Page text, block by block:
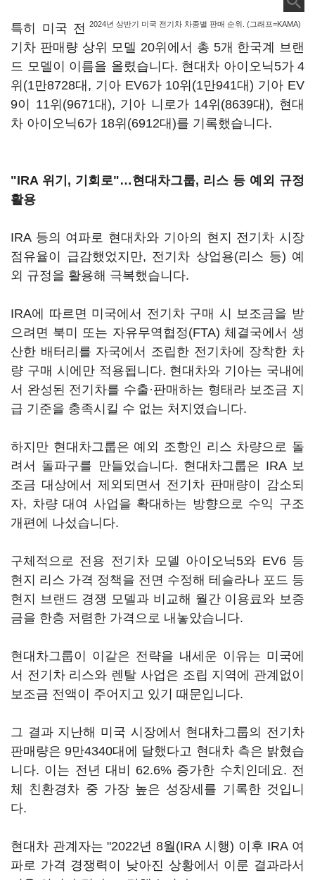
2024년 상반기 미국 전기차 차종별 판매 순위. (그래프=KAMA)
특히 미국 전
기차 판매량 상위 모델 20위에서 총 5개 한국계 브랜
드 모델이 이름을 올렸습니다. 현대차 아이오닉5가 4
위(1만8728대, 기아 EV6가 10위(1만941대) 기아 EV
9이 11위(9671대), 기아 니로가 14위(8639대), 현대
차 아이오닉6가 18위(6912대)를 기록했습니다.
"IRA 위기, 기회로"…현대차그룹, 리스 등 예외 규정
활용
IRA 등의 여파로 현대차와 기아의 현지 전기차 시장
점유율이 급감했었지만, 전기차 상업용(리스 등) 예
외 규정을 활용해 극복했습니다.
IRA에 따르면 미국에서 전기차 구매 시 보조금을 받
으려면 북미 또는 자유무역협정(FTA) 체결국에서 생
산한 배터리를 자국에서 조립한 전기차에 장착한 차
량 구매 시에만 적용됩니다. 현대차와 기아는 국내에
서 완성된 전기차를 수출·판매하는 형태라 보조금 지
급 기준을 충족시킬 수 없는 처지였습니다.
하지만 현대차그룹은 예외 조항인 리스 차량으로 돌
려서 돌파구를 만들었습니다. 현대차그룹은 IRA 보
조금 대상에서 제외되면서 전기차 판매량이 감소되
자, 차량 대여 사업을 확대하는 방향으로 수익 구조
개편에 나섰습니다.
구체적으로 전용 전기차 모델 아이오닉5와 EV6 등
현지 리스 가격 정책을 전면 수정해 테슬라나 포드 등
현지 브랜드 경쟁 모델과 비교해 월간 이용료와 보증
금을 한층 저렴한 가격으로 내놓았습니다.
현대차그룹이 이같은 전략을 내세운 이유는 미국에
서 전기차 리스와 렌탈 사업은 조립 지역에 관계없이
보조금 전액이 주어지고 있기 때문입니다.
그 결과 지난해 미국 시장에서 현대차그룹의 전기차
판매량은 9만4340대에 달했다고 현대차 측은 밝혔습
니다. 이는 전년 대비 62.6% 증가한 수치인데요. 전
체 친환경차 중 가장 높은 성장세를 기록한 것입니
다.
현대차 관계자는 "2022년 8월(IRA 시행) 이후 IRA 여
파로 가격 경쟁력이 낮아진 상황에서 이룬 결과라서